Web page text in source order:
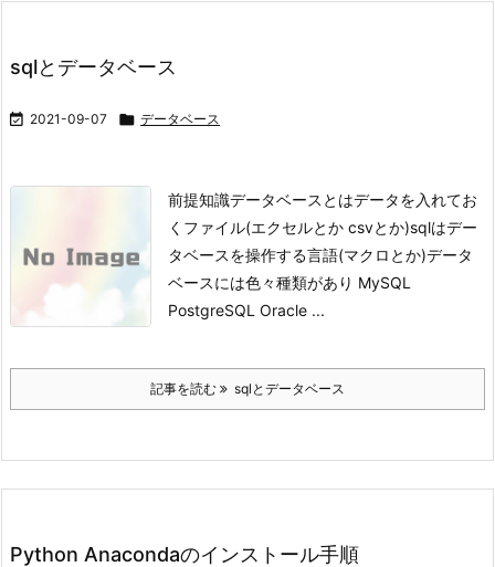
sqlとデータベース
 2021-09-07  データベース
前提知識データベースとはデータを入れてお
くファイル(エクセルとか csvとか)sqlはデー
タベースを操作する言語(マクロとか)データ
ベースには色々種類があり MySQL
PostgreSQL Oracle ...
記事を読む sqlとデータベース
Python Anacondaのインストール手順